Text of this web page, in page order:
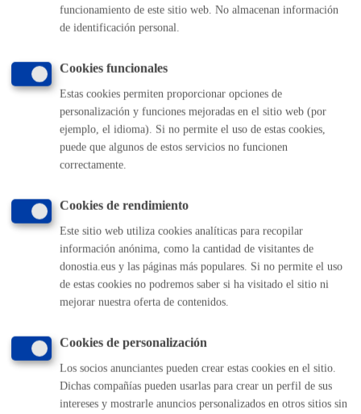
Quién lo puede solicitar
La persona interesada o quien tenga autorización para
representarla.
Puedes autorizar a otra persona para que realice este
trámite en tu nombre rellenando esta
Si quieres otorgar una representación más duradera
registro de representantes
Cuándo lo pueden solicitar
Durante todo el año
funcionamiento de este sitio web. No almacenan información
de identificación personal.
Cookies funcionales
Estas cookies permiten proporcionar opciones de
personalización y funciones mejoradas en el sitio web (por
ejemplo, el idioma). Si no permite el uso de estas cookies,
puede que algunos de estos servicios no funcionen
correctamente.
Cookies de rendimiento
Este sitio web utiliza cookies analíticas para recopilar
información anónima, como la cantidad de visitantes de
donostia.eus y las páginas más populares. Si no permite el uso
de estas cookies no podremos saber si ha visitado el sitio ni
mejorar nuestra oferta de contenidos.
Cookies de personalización
Los socios anunciantes pueden crear estas cookies en el sitio.
Dichas compañías pueden usarlas para crear un perfil de sus
intereses y mostrarle anuncios personalizados en otros sitios sin